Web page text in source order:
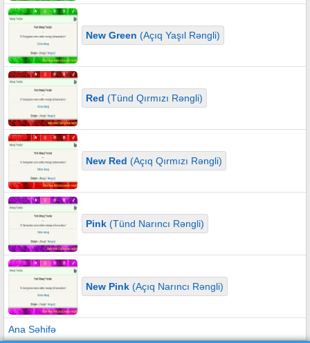
New Green (Açıq Yaşıl Rəngli)
Red (Tünd Qırmızı Rəngli)
New Red (Açıq Qırmızı Rəngli)
Pink(Tünd Narıncı Rəngli)
New Pink(Açıq Narıncı Rəngli)
Ana Səhifə